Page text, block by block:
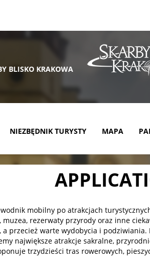
BLISKO KRAKOWA
NIEZBĘDNIK TURYSTY MAPA
mobilny po atrakcjach
rezerwaty przyrody oraz inne
przecież warte wydobycia i
największe atrakcje sakralne,
trzydzieści tras rowerowych,